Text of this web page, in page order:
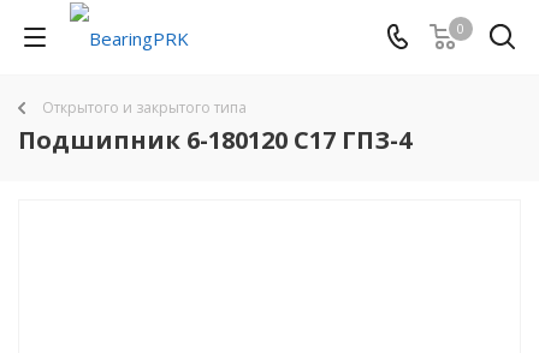
0
Открытого и закрытого типа
Подшипник 6-180120 C17 ГПЗ-4